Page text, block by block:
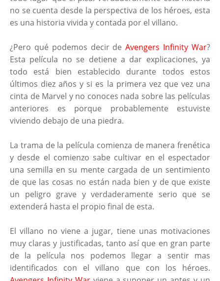
no se cuenta desde la perspectiva de los héroes, esta
es una historia vivida y contada por el villano.
¿Pero qué podemos decir deAvengers Infinity War?
Esta película no se detiene a dar explicaciones, ya
todo está bien establecido durante todos estos
últimos diez años y si es la primera vez que vez una
cinta de Marvel y no conoces nada sobre las películas
anteriores es porque probablemente estuviste
viviendo debajo de una piedra.
La trama de la película comienza de manera frenética
y desde el comienzo sabe cultivar en el espectador
una semilla en su mente cargada de un sentimiento
de que las cosas no están nada bien y de que existe
un peligro grave y verdaderamente serio que se
extenderá hasta el propio final de esta.
El villano no viene a jugar, tiene unas motivaciones
muy claras y justificadas, tanto así que en gran parte
de la película nos podemos llegar a sentir mas
identificados con el villano que con los héroes.